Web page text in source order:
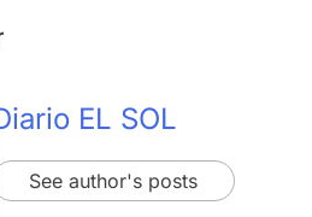
EL SOL
See author's posts